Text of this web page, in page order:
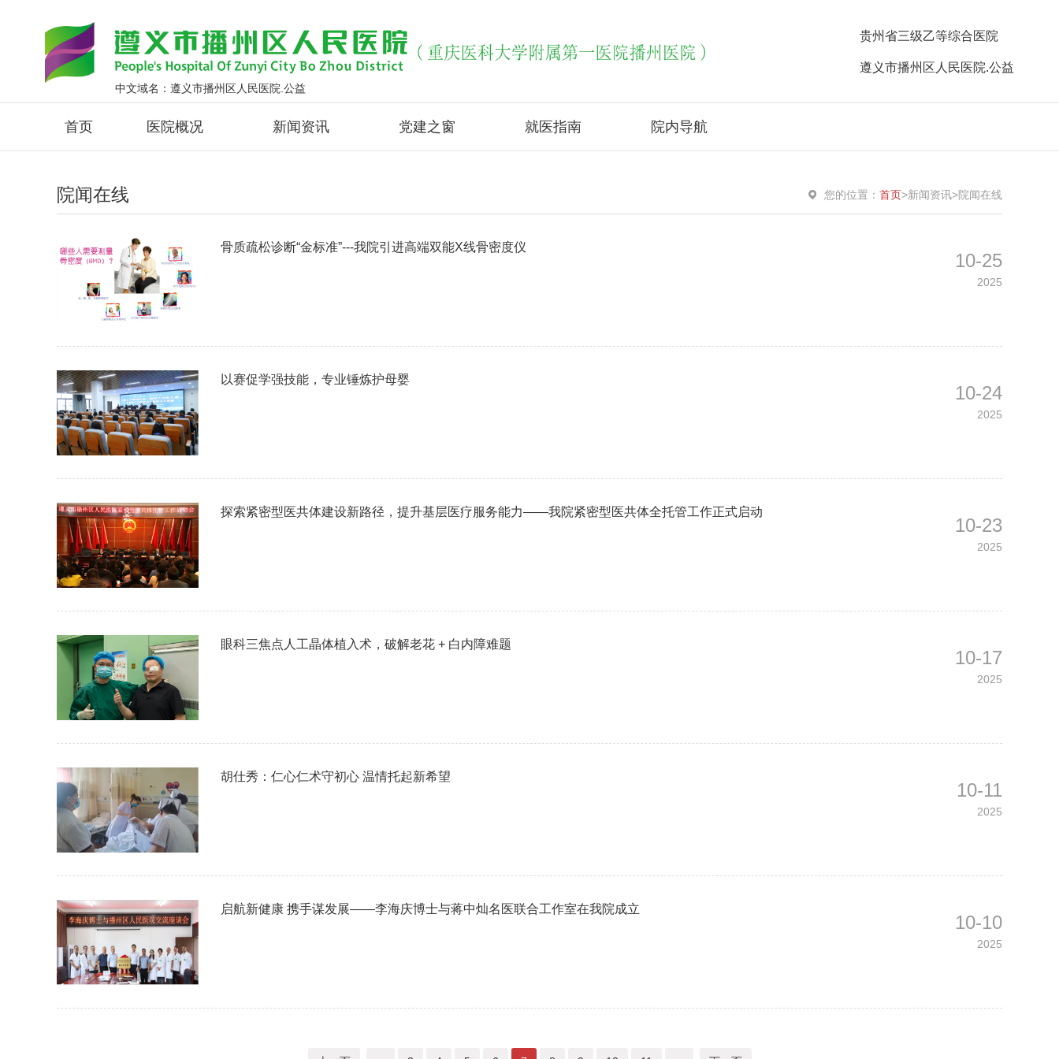
中文域名：遵义市播州区人民医院.公益
贵州省三级乙等综合医院
遵义市播州区人民医院.公益
首页 医院概况 新闻资讯 党建之窗 就医指南 院内导航
院闻在线 您的位置： 首页>新闻资讯>院闻在线
骨质疏松诊断“金标准”---我院引进高端双能X线骨密度仪
10-25
2025
以赛促学强技能，专业锤炼护母婴
10-24
2025
探索紧密型医共体建设新路径，提升基层医疗服务能力——我院紧密型医共体全托管工作正式启动
10-23
2025
眼科三焦点人工晶体植入术，破解老花 + 白内障难题
10-17
2025
胡仕秀：仁心仁术守初心 温情托起新希望
10-11
2025
启航新健康 携手谋发展——李海庆博士与蒋中灿名医联合工作室在我院成立
10-10
2025